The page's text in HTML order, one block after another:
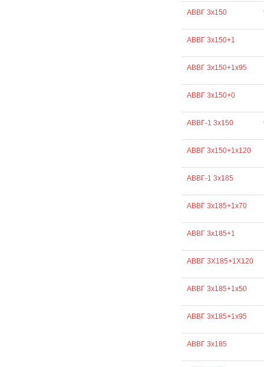
АВВГ 3х150
АВВГ 3х150+1
АВВГ 3х150+1х95
АВВГ 3х150+0
АВВГ-1 3х150
АВВГ 3х150+1х120
АВВГ-1 3х185
АВВГ 3х185+1х70
АВВГ 3х185+1
АВВГ 3Х185+1Х120
АВВГ 3х185+1х50
АВВГ 3х185+1х95
АВВГ 3х185